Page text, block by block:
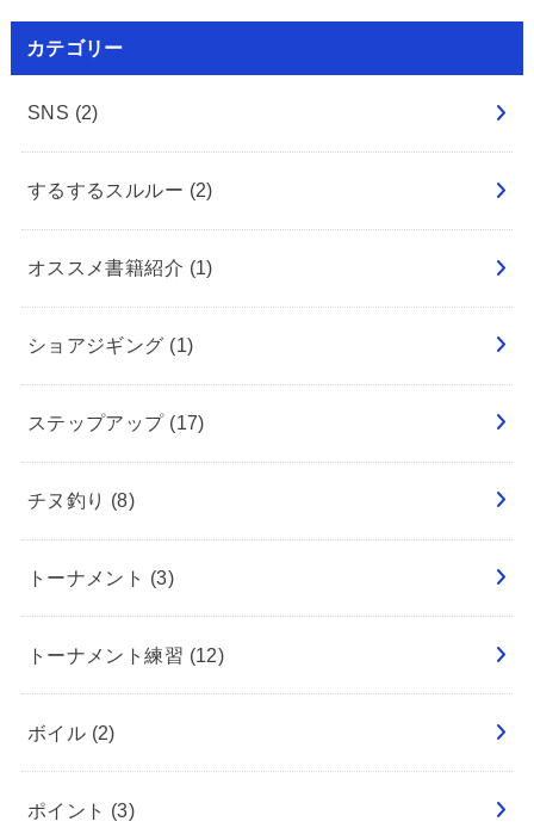
カテゴリー
SNS (2)
するするスルルー (2)
オススメ書籍紹介 (1)
ショアジギング (1)
ステップアップ (17)
チヌ釣り (8)
トーナメント (3)
トーナメント練習 (12)
ボイル (2)
ポイント (3)